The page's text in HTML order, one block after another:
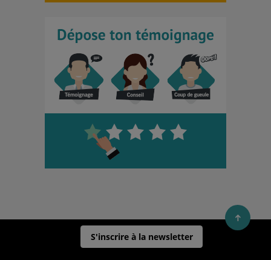
S'inscrire à la newsletter